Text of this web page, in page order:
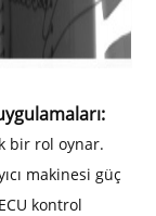
bir rol oynar.
makinesi güç
kontrol